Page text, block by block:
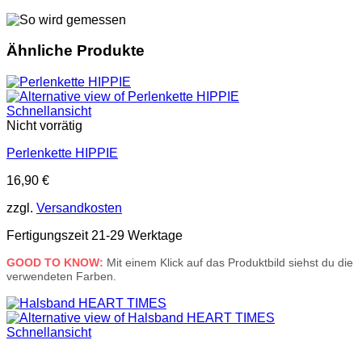
Ähnliche Produkte
Schnellansicht
Nicht vorrätig
Perlenkette HIPPIE
16,90 €
zzgl. Versandkosten
Fertigungszeit 21-29 Werktage
GOOD TO KNOW: Mit einem Klick auf das Produktbild siehst du die
verwendeten Farben.
Schnellansicht